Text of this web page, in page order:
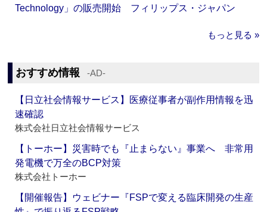
Technology」の販売開始 フィリップス・ジャパン
もっと見る »
おすすめ情報 ‐AD‐
【日立社会情報サービス】医療従事者が副作用情報を迅
速確認
株式会社日立社会情報サービス
【トーホー】災害時でも『止まらない』事業へ 非常用
発電機で万全のBCP対策
株式会社トーホー
【開催報告】ウェビナー『FSPで変える臨床開発の生産